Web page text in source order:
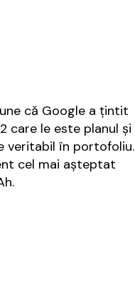
că Google a țintit
care le este planul și
veritabil în portofoliu.
cel mai așteptat